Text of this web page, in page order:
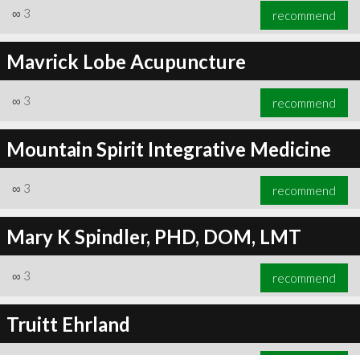
∞ 3 recommend
Mavrick Lobe Acupuncture
∞ 3 recommend
Mountain Spirit Integrative Medicine
∞ 3 recommend
Mary K Spindler, PHD, DOM, LMT
∞ 3 recommend
Truitt Ehrland